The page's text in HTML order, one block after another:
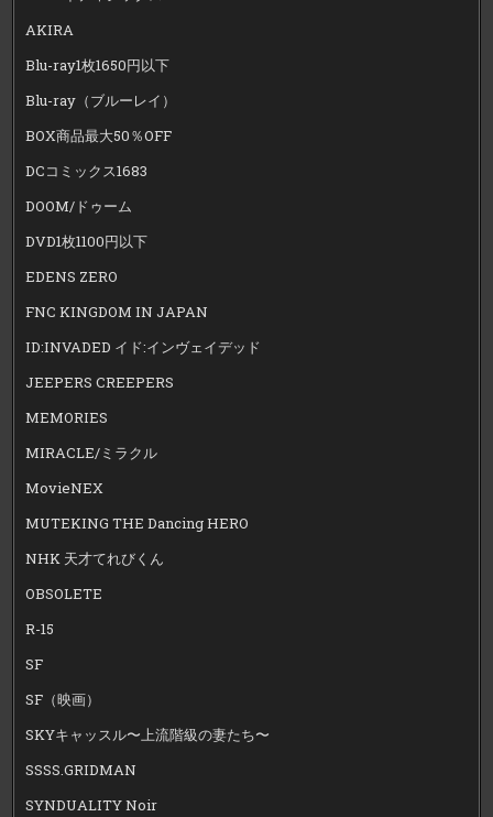
AKIRA
Blu-ray1枚1650円以下
Blu-ray（ブルーレイ）
BOX商品最大50％OFF
DCコミックス1683
DOOM/ドゥーム
DVD1枚1100円以下
EDENS ZERO
FNC KINGDOM IN JAPAN
ID:INVADED イド:インヴェイデッド
JEEPERS CREEPERS
MEMORIES
MIRACLE/ミラクル
MovieNEX
MUTEKING THE Dancing HERO
NHK 天才てれびくん
OBSOLETE
R-15
SF
SF（映画）
SKYキャッスル〜上流階級の妻たち〜
SSSS.GRIDMAN
SYNDUALITY Noir